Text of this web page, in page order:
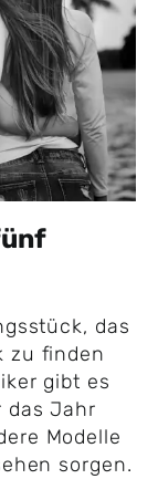
das
zu finden
gibt es
das Jahr
Modelle
sorgen.